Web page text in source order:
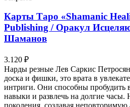
Карты Таро «Shamanic
Publishing / Оракул
Шаманов
3.120 ₽
Нарды резные Лев Саркис
доска и фишки, это врата в
интриги. Они способны пробудить
навыки и развлечь на долгие